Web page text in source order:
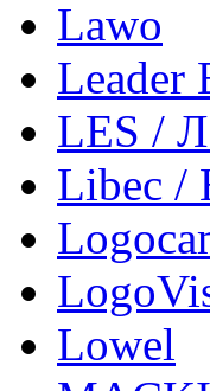
Lawo
Leader
LES /
Libec /
Lowel